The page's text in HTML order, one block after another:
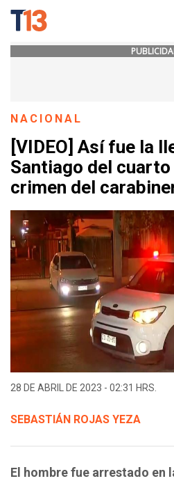
NACIONAL
[VIDEO] Así fue la
Santiago del
crimen del
28 DE ABRIL DE 2023 - 02:31 HRS.
SEBASTIÁN ROJAS YEZA
El hombre fue arrestado en